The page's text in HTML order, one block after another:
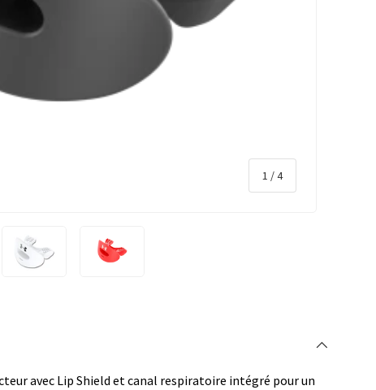
1 /de
4
avec Lip Shield et canal respiratoire intégré pour un